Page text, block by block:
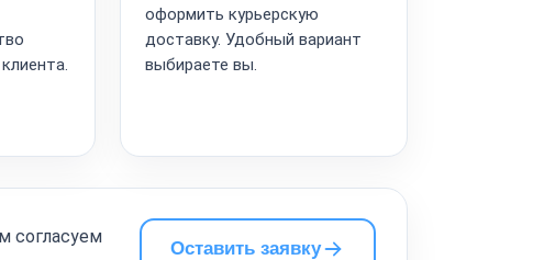
оформить курьерскую
доставку. Удобный вариант
выбираете вы.
согласуем
Оставить заявку